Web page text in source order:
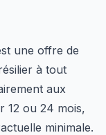
une offre de
à tout
aux
12 ou 24 mois,
minimale.